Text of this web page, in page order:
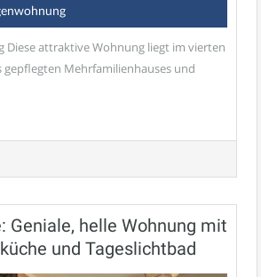
Diese attraktive Wohnung liegt im vierten
gepflegten Mehrfamilienhauses und
Geniale, helle Wohnung mit
und Tageslichtbad